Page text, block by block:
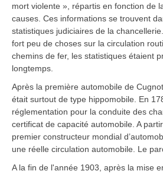
mort violente », répartis en fonction de
causes. Ces informations se trouvent
statistiques judiciaires de la
fort peu de choses sur la circulation
chemins de fer, les statistiques étaient
longtemps.
Après la première automobile de
était surtout de type hippomobile. En
réglementation pour la conduite des
certificat de capacité automobile. A
premier constructeur mondial
une réelle circulation automobile. Le
A la fin de l'année 1903, après la mise